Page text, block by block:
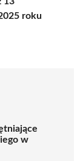
roku
w